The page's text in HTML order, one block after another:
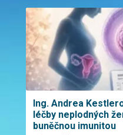
Ing. Andrea
léčby neplodných
buněčnou imunitou